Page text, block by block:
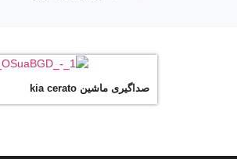
صداگیری ماشین kia cerato